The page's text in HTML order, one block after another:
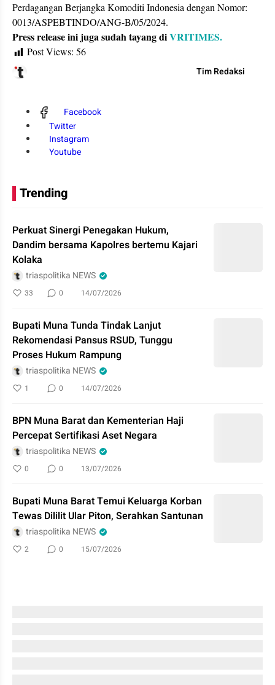
Perdagangan Berjangka Komoditi Indonesia dengan Nomor:
0013/ASPEBTINDO/ANG-B/05/2024.
Press release ini juga sudah tayang diVRITIMES.
Post Views: 56
Tim Redaksi
Facebook
Twitter
Instagram
Youtube
Trending
Perkuat Sinergi Penegakan Hukum,
Dandim bersama Kapolres bertemu Kajari
Kolaka
triaspolitika NEWS
33 0 14/07/2026
Bupati Muna Tunda Tindak Lanjut
Rekomendasi Pansus RSUD, Tunggu
Proses Hukum Rampung
triaspolitika NEWS
1 0 14/07/2026
BPN Muna Barat dan Kementerian Haji
Percepat Sertifikasi Aset Negara
triaspolitika NEWS
0 0 13/07/2026
Bupati Muna Barat Temui Keluarga Korban
Tewas Dililit Ular Piton, Serahkan Santunan
triaspolitika NEWS
2 0 15/07/2026